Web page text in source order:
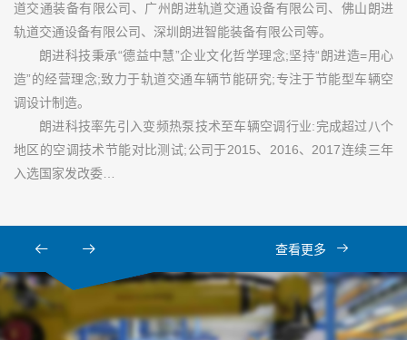
道交通装备有限公司、广州朗进轨道交通设备有限公司、佛山朗进
轨道交通设备有限公司、深圳朗进智能装备有限公司等。
朗进科技秉承“德益中慧”企业文化哲学理念;坚持“朗进造=用心
造”的经营理念;致力于轨道交通车辆节能研究;专注于节能型车辆空
调设计制造。
朗进科技率先引入变频热泵技术至车辆空调行业:完成超过八个
地区的空调技术节能对比测试;公司于2015、2016、2017连续三年
入选国家发改委…
查看更多